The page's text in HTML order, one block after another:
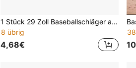
1 Stück 29 Zoll Baseballschläger aus massivem Buchenholz, Trainings- und Übungsstab für Erwachsene, Sport- und Fitness-Krafttraining, komfortabler Griff, Hartholz mit glatter polierter Oberfläche, für Schlagtraining, Outdoor, Camping, Reisen, Übungen, Sammlung und Dekoration, klassisches Holzfinish
8 übrig
4,68€